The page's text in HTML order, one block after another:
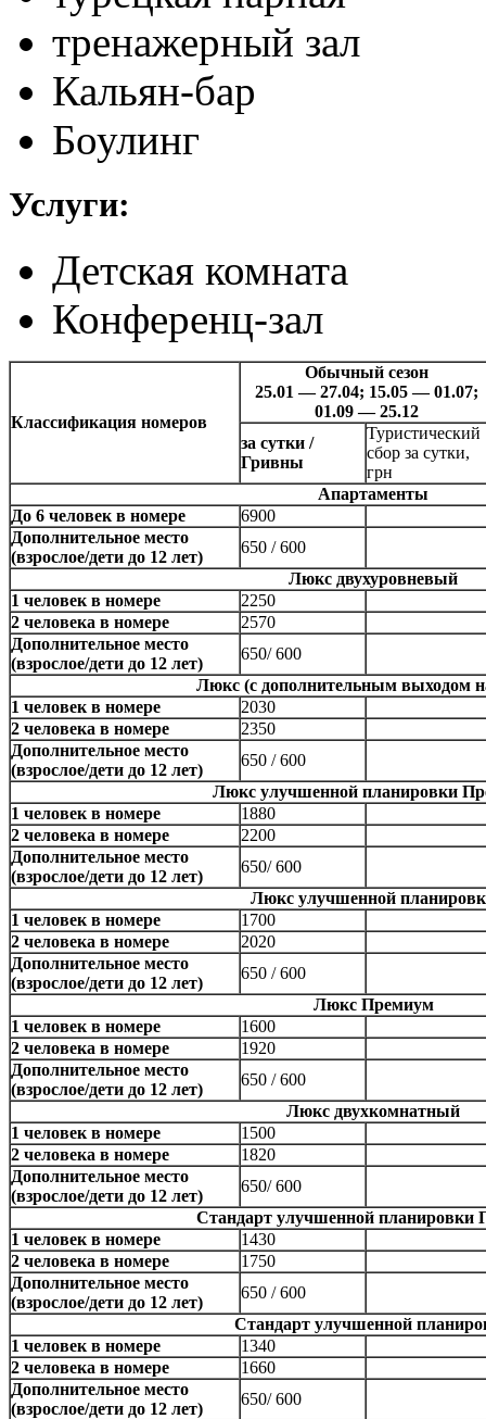
тренажерный зал
Кальян-бар
Боулинг
Услуги:
Детская комната
Конференц-зал
Классификация номеров
Обычный сезон
25.01 — 27.04; 15.05 — 01.07;
01.09 — 25.12
за сутки /
Гривны
Туристический
сбор за сутки,
грн
Апартаменты
До 6 человек в номере
6900
Дополнительное место
(взрослое/дети до 12 лет)
650 / 600
Люкс двухуровневый
1 человек в номере
2250
2 человека в номере
2570
Дополнительное место
(взрослое/дети до 12 лет)
650/ 600
Люкс (с дополнительным выходом
1 человек в номере
2030
2 человека в номере
2350
Дополнительное место
(взрослое/дети до 12 лет)
650 / 600
Люкс улучшенной планировки
1 человек в номере
1880
2 человека в номере
2200
Дополнительное место
(взрослое/дети до 12 лет)
650/ 600
Люкс улучшенной
1 человек в номере
1700
2 человека в номере
2020
Дополнительное место
(взрослое/дети до 12 лет)
650 / 600
Люкс Премиум
1 человек в номере
1600
2 человека в номере
1920
Дополнительное место
(взрослое/дети до 12 лет)
650 / 600
Люкс двухкомнатный
1 человек в номере
1500
2 человека в номере
1820
Дополнительное место
(взрослое/дети до 12 лет)
650/ 600
Стандарт улучшенной планировки
1 человек в номере
1430
2 человека в номере
1750
Дополнительное место
(взрослое/дети до 12 лет)
650 / 600
Стандарт улучшенной
1 человек в номере
1340
2 человека в номере
1660
Дополнительное место
(взрослое/дети до 12 лет)
650/ 600